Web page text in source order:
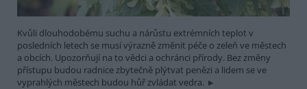
Kvůli dlouhodobému suchu a nárůstu extrémních teplot v
posledních letech se musí výrazně změnit péče o zeleň ve městech
a obcích. Upozorňují na to vědci a ochránci přírody. Bez změny
přístupu budou radnice zbytečně plýtvat penězi a lidem se ve
vyprahlých městech budou hůř zvládat vedra.